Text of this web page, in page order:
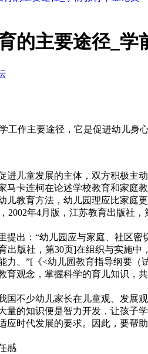
的主要途径_学
工作主要途径，它是促进幼儿
进儿童发展的主体，双方积极主
马卡连柯在论述学校教育和家
儿教育方法，幼儿园理应比家庭
2002年4月版，江苏教育出版社，
提出：“幼儿园应与家庭、社区
出版社，第30页]在组织与实施
力。”[《<幼儿园教育指导纲要
育观念，掌握科学的育儿知识，
国不少幼儿家长在儿童观、发展
量的知识便是智力开发，让孩子
应时代发展的要求。因此，要帮
感